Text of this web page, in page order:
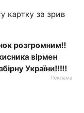
картку за зрив
розгромним!!
вірмен
України!!!!!
Реклама